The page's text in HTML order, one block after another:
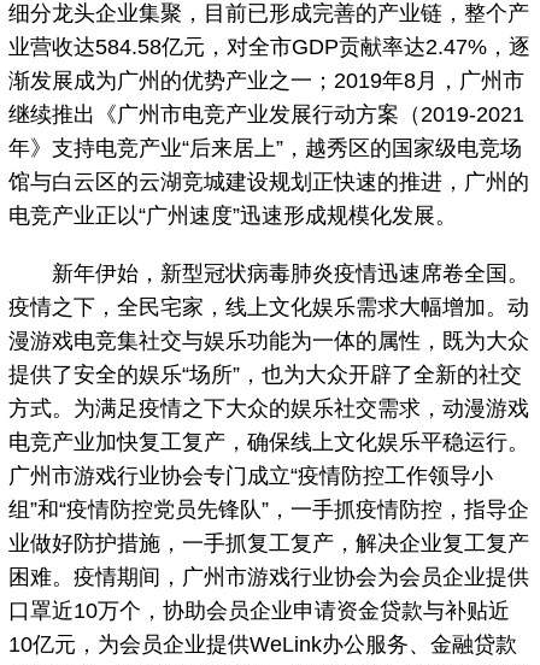
细分龙头企业集聚，目前已形成完善的产业链，整个产
业营收达584.58亿元，对全市GDP贡献率达2.47%，逐
渐发展成为广州的优势产业之一；2019年8月，广州市
继续推出《广州市电竞产业发展行动方案（2019-2021
年》支持电竞产业“后来居上”，越秀区的国家级电竞场
馆与白云区的云湖竞城建设规划正快速的推进，广州的
电竞产业正以“广州速度”迅速形成规模化发展。
新年伊始，新型冠状病毒肺炎疫情迅速席卷全国。
疫情之下，全民宅家，线上文化娱乐需求大幅增加。动
漫游戏电竞集社交与娱乐功能为一体的属性，既为大众
提供了安全的娱乐“场所”，也为大众开辟了全新的社交
方式。为满足疫情之下大众的娱乐社交需求，动漫游戏
电竞产业加快复工复产，确保线上文化娱乐平稳运行。
广州市游戏行业协会专门成立“疫情防控工作领导小
组”和“疫情防控党员先锋队”，一手抓疫情防控，指导企
业做好防护措施，一手抓复工复产，解决企业复工复产
困难。疫情期间，广州市游戏行业协会为会员企业提供
口罩近10万个，协助会员企业申请资金贷款与补贴近
10亿元，为会员企业提供WeLink办公服务、金融贷款